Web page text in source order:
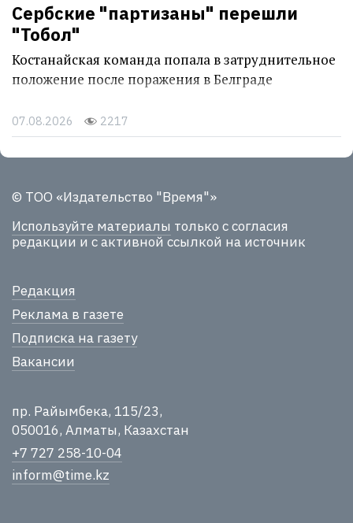
Сербские "партизаны" перешли
"Тобол"
Костанайская команда попала в затруднительное
положение после поражения в Белграде
07.08.2026 2217
© ТОО «Издательство "Время"»
Используйте материалы только с согласия
редакции и с активной ссылкой на источник
Редакция
Реклама в газете
Подписка на газету
Вакансии
пр. Райымбека, 115/23,
050016, Алматы, Казахстан
+7 727 258-10-04
inform@time.kz